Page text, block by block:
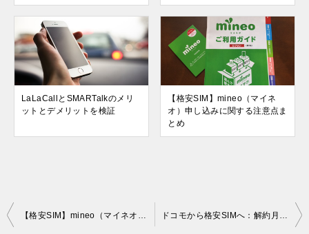
LaLaCallとSMARTalkのメリ
ットとデメリットを検証
【格安SIM】mineo（マイネ
オ）申し込みに関する注意点ま
とめ
投